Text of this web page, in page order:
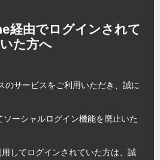
経由でログインされて
いた方へ
のサービスをご利用いただき、誠に
ーシャルログイン機能を廃止いた
してログインされていた方は、誠